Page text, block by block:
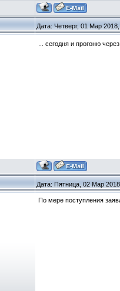
Дата: Четверг, 01 Мар
... сегодня и прогоню
Дата: Пятница, 02 Мар
По мере поступления